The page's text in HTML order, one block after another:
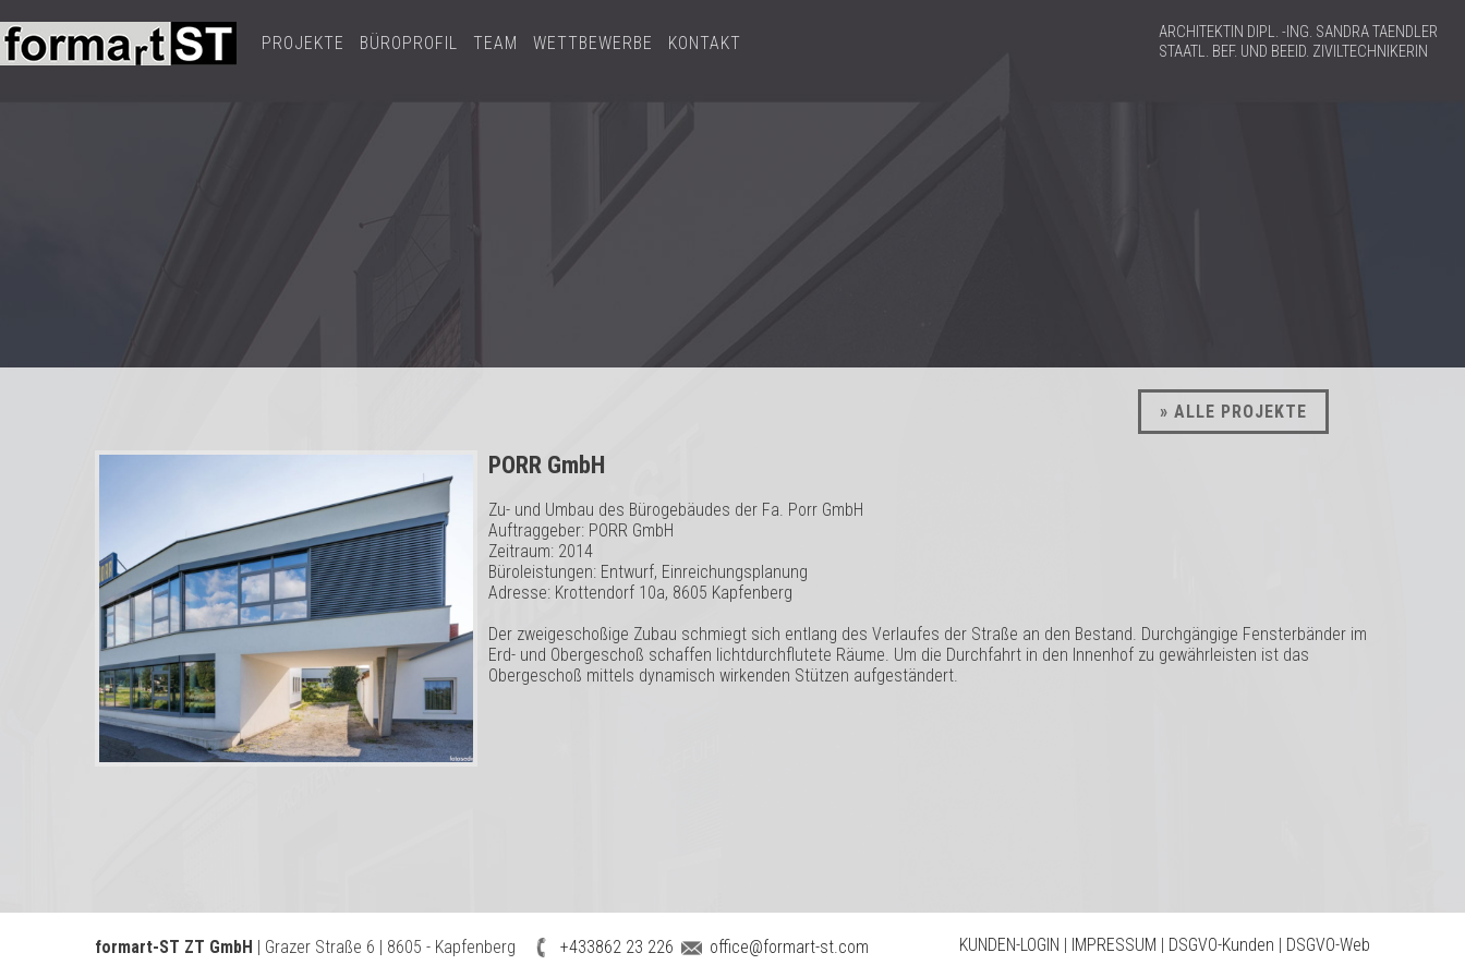
PROJEKTE BÜROPROFIL TEAM WETTBEWERBE KONTAKT
ARCHITEKTIN DIPL. -ING. SANDRA TAENDLER
STAATL. BEF. UND BEEID. ZIVILTECHNIKERIN
» ALLE PROJEKTE
PORR GmbH
Zu- und Umbau des Bürogebäudes der Fa. Porr GmbH
Auftraggeber: PORR GmbH
Zeitraum: 2014
Büroleistungen: Entwurf, Einreichungsplanung
Adresse: Krottendorf 10a, 8605 Kapfenberg
Der zweigeschoßige Zubau schmiegt sich entlang des Verlaufes der Straße an den Bestand. Durchgängige Fensterbänder im
Erd- und Obergeschoß schaffen lichtdurchflutete Räume. Um die Durchfahrt in den Innenhof zu gewährleisten ist das
Obergeschoß mittels dynamisch wirkenden Stützen aufgeständert.
formart-ST ZT GmbH | Grazer Straße 6 | 8605 - Kapfenberg +433862 23 226 office@formart-st.com KUNDEN-LOGIN IMPRESSUM DSGVO-Kunden DSGVO-Web